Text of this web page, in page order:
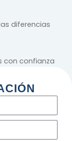
diferencias
con confianza